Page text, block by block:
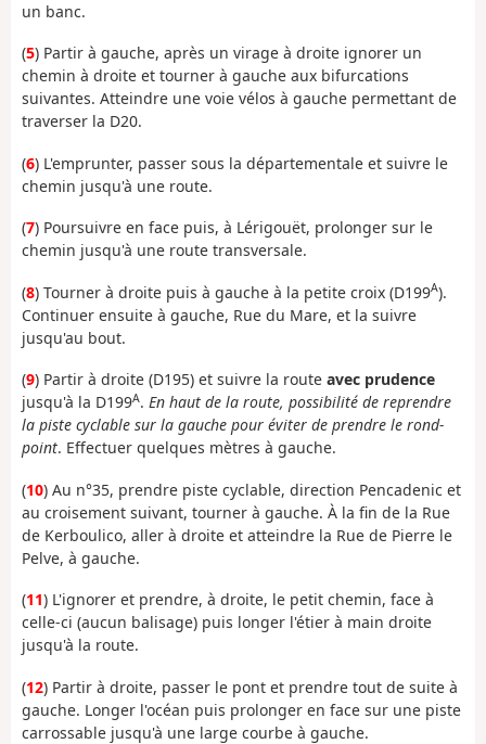
un banc.
(5) Partir à gauche, après un virage à droite ignorer un
chemin à droite et tourner à gauche aux bifurcations
suivantes. Atteindre une voie vélos à gauche permettant de
traverser la D20.
(6) L'emprunter, passer sous la départementale et suivre le
chemin jusqu'à une route.
(7) Poursuivre en face puis, à Lérigouët, prolonger sur le
chemin jusqu'à une route transversale.
(8) Tourner à droite puis à gauche à la petite croix (D199A).
Continuer ensuite à gauche, Rue du Mare, et la suivre
jusqu'au bout.
(9) Partir à droite (D195) et suivre la route avec prudence
jusqu'à la D199A. En haut de la route, possibilité de reprendre
la piste cyclable sur la gauche pour éviter de prendre le rond-
point. Effectuer quelques mètres à gauche.
(10) Au n°35, prendre piste cyclable, direction Pencadenic et
au croisement suivant, tourner à gauche. À la fin de la Rue
de Kerboulico, aller à droite et atteindre la Rue de Pierre le
Pelve, à gauche.
(11) L'ignorer et prendre, à droite, le petit chemin, face à
celle-ci (aucun balisage) puis longer l'étier à main droite
jusqu'à la route.
(12) Partir à droite, passer le pont et prendre tout de suite à
gauche. Longer l'océan puis prolonger en face sur une piste
carrossable jusqu'à une large courbe à gauche.